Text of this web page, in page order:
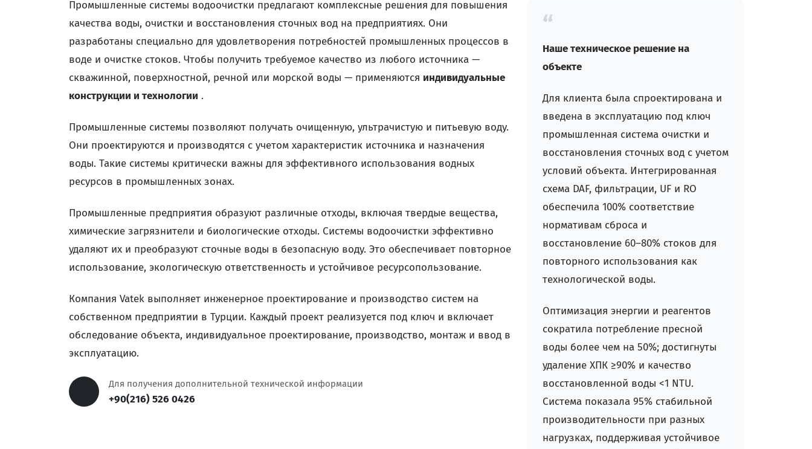
Промышленные системы водоочистки предлагают комплексные решения для повышения
качества воды, очистки и восстановления сточных вод на предприятиях. Они
разработаны специально для удовлетворения потребностей промышленных процессов в
воде и очистке стоков. Чтобы получить требуемое качество из любого источника —
скважинной, поверхностной, речной или морской воды — применяются индивидуальные
конструкции и технологии .
Промышленные системы позволяют получать очищенную, ультрачистую и питьевую воду.
Они проектируются и производятся с учетом характеристик источника и назначения
воды. Такие системы критически важны для эффективного использования водных
ресурсов в промышленных зонах.
Промышленные предприятия образуют различные отходы, включая твердые вещества,
химические загрязнители и биологические отходы. Системы водоочистки эффективно
удаляют их и преобразуют сточные воды в безопасную воду. Это обеспечивает повторное
использование, экологическую ответственность и устойчивое ресурсопользование.
Компания Vatek выполняет инженерное проектирование и производство систем на
собственном предприятии в Турции. Каждый проект реализуется под ключ и включает
обследование объекта, индивидуальное проектирование, производство, монтаж и ввод в
эксплуатацию.
Для получения дополнительной технической информации
+90(216) 526 0426
“
Наше техническое решение на
объекте
Для клиента была спроектирована и
введена в эксплуатацию под ключ
промышленная система очистки и
восстановления сточных вод с учетом
условий объекта. Интегрированная
схема DAF, фильтрации, UF и RO
обеспечила 100% соответствие
нормативам сброса и
восстановление 60–80% стоков для
повторного использования как
технологической воды.
Оптимизация энергии и реагентов
сократила потребление пресной
воды более чем на 50%; достигнуты
удаление ХПК ≥90% и качество
восстановленной воды <1 NTU.
Система показала 95% стабильной
производительности при разных
нагрузках, поддерживая устойчивое